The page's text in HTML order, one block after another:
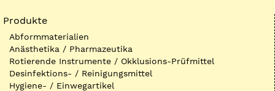
Produkte
Abformmaterialien
Anästhetika / Pharmazeutika
Rotierende Instrumente / Okklusions-Prüfmittel
Desinfektions- / Reinigungsmittel
Hygiene- / Einwegartikel